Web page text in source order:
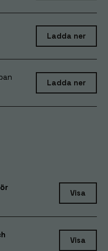
Ladda ner
Ladda ner
Visa
Visa